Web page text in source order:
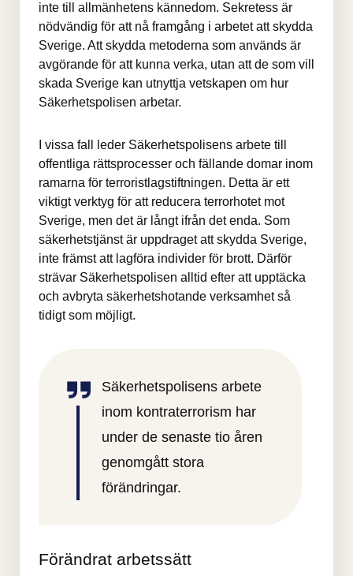
inte till allmänhetens kännedom. Sekretess är
nödvändig för att nå framgång i arbetet att skydda
Sverige. Att skydda metoderna som används är
avgörande för att kunna verka, utan att de som vill
skada Sverige kan utnyttja vetskapen om hur
Säkerhetspolisen arbetar.
I vissa fall leder Säkerhetspolisens arbete till
offentliga rättsprocesser och fällande domar inom
ramarna för terroristlagstiftningen. Detta är ett
viktigt verktyg för att reducera terrorhotet mot
Sverige, men det är långt ifrån det enda. Som
säkerhetstjänst är uppdraget att skydda Sverige,
inte främst att lagföra individer för brott. Därför
strävar Säkerhetspolisen alltid efter att upptäcka
och avbryta säkerhetshotande verksamhet så
tidigt som möjligt.
Säkerhetspolisens arbete
inom kontraterrorism har
under de senaste tio åren
genomgått stora
förändringar.
Förändrat arbetssätt